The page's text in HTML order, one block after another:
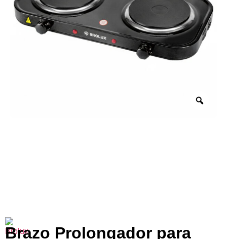
Brazo Prolongador para